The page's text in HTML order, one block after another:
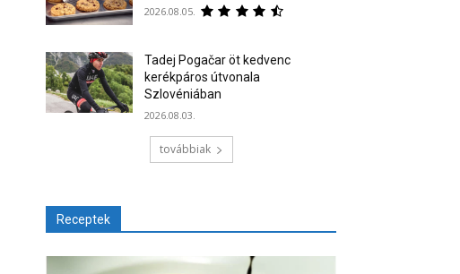
2026.08.05.
Tadej Pogačar öt kedvenc
kerékpáros útvonala
Szlovéniában
2026.08.03.
továbbiak
Receptek